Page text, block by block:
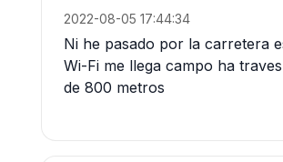
2022-08-05 17:44:34
Ni he pasado por la carretera
Wi-Fi me llega campo ha
de 800 metros